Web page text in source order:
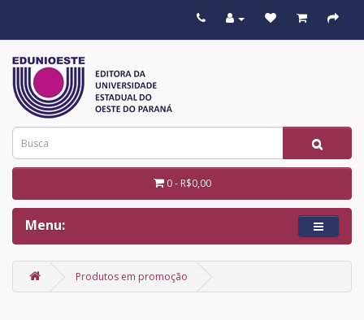
0 - R$0,00
Menu:
Produtos em promoção